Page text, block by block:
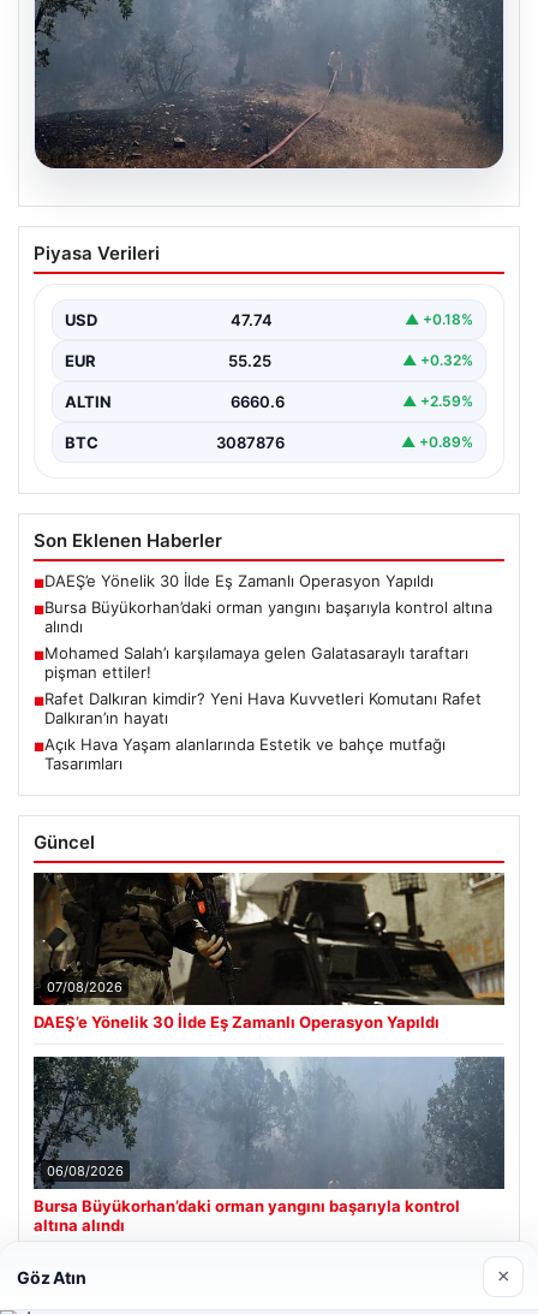
Bursa Büyükorhan’daki orman yangını
başarıyla kontrol altına alındı
geçtiğimiz saatlerde meydana gelen büyük orman
yangını, yerel…
Piyasa Verileri
USD 47.74 ▲ +0.18%
EUR 55.25 ▲ +0.32%
ALTIN 6660.6 ▲ +2.59%
BTC 3087876 ▲ +0.89%
Son Eklenen Haberler
■DAEŞ’e Yönelik 30 İlde Eş Zamanlı Operasyon Yapıldı
■Bursa Büyükorhan’daki orman yangını başarıyla kontrol altına
alındı
■Mohamed Salah’ı karşılamaya gelen Galatasaraylı taraftarı
pişman ettiler!
■Rafet Dalkıran kimdir? Yeni Hava Kuvvetleri Komutanı Rafet
Dalkıran’ın hayatı
■Açık Hava Yaşam alanlarında Estetik ve bahçe mutfağı
Tasarımları
Güncel
07/08/2026
DAEŞ’e Yönelik 30 İlde Eş Zamanlı Operasyon Yapıldı
06/08/2026
Bursa Büyükorhan’daki orman yangını başarıyla kontrol
altına alındı
Göz Atın ×